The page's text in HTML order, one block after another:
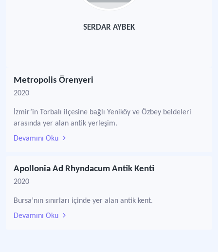
SERDAR AYBEK
Metropolis Örenyeri
2020
İzmir’in Torbalı ilçesine bağlı Yeniköy ve Özbey beldeleri
arasında yer alan antik yerleşim.
Devamını Oku
Apollonia Ad Rhyndacum Antik Kenti
2020
Bursa’nın sınırları içinde yer alan antik kent.
Devamını Oku